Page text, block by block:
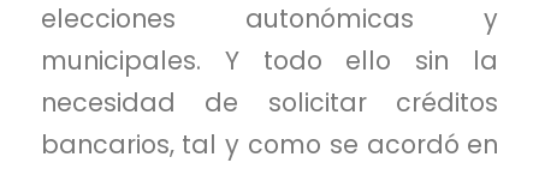
elecciones autonómicas y
municipales. Y todo ello sin la
necesidad de solicitar créditos
bancarios, tal y como se acordó en